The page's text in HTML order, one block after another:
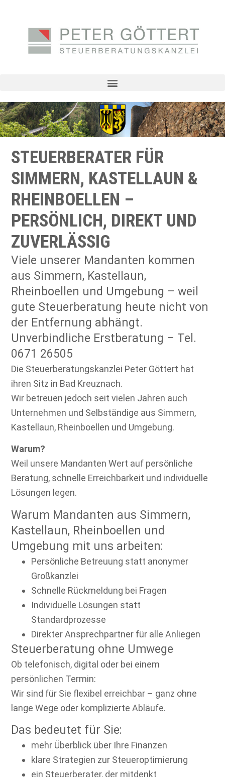
STEUERBERATER FÜR
SIMMERN, KASTELLAUN &
RHEINBOELLEN –
PERSÖNLICH, DIREKT UND
ZUVERLÄSSIG
Viele unserer Mandanten kommen
aus Simmern, Kastellaun,
Rheinboellen und Umgebung – weil
gute Steuerberatung heute nicht von
der Entfernung abhängt.
Unverbindliche Erstberatung – Tel.
0671 26505
Die Steuerberatungskanzlei Peter Göttert hat
ihren Sitz in Bad Kreuznach.
Wir betreuen jedoch seit vielen Jahren auch
Unternehmen und Selbständige aus Simmern,
Kastellaun, Rheinboellen und Umgebung.
Warum?
Weil unsere Mandanten Wert auf persönliche
Beratung, schnelle Erreichbarkeit und individuelle
Lösungen legen.
Warum Mandanten aus Simmern,
Kastellaun, Rheinboellen und
Umgebung mit uns arbeiten:
Persönliche Betreuung statt anonymer
Großkanzlei
Schnelle Rückmeldung bei Fragen
Individuelle Lösungen statt
Standardprozesse
Direkter Ansprechpartner für alle Anliegen
Steuerberatung ohne Umwege
Ob telefonisch, digital oder bei einem
persönlichen Termin:
Wir sind für Sie flexibel erreichbar – ganz ohne
lange Wege oder komplizierte Abläufe.
Das bedeutet für Sie:
mehr Überblick über Ihre Finanzen
klare Strategien zur Steueroptimierung
ein Steuerberater, der mitdenkt